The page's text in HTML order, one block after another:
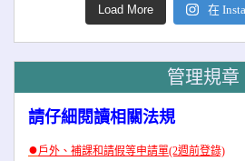
Load More 在
管理規章
請仔細閱讀相關法規
●戶外、補課和請假等申請單(2週前登錄)